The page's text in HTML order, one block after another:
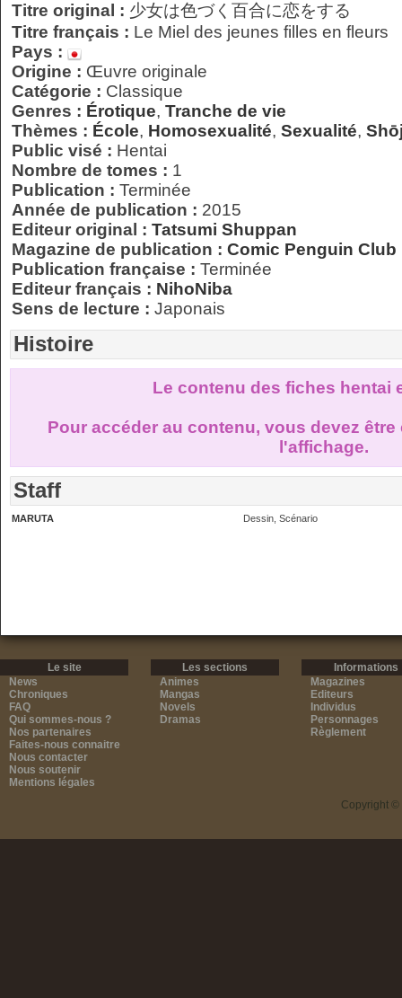
Titre original : 少女は色づく百合に恋をする
Titre français : Le Miel des jeunes filles en fleurs
Pays :
Origine : Œuvre originale
Catégorie : Classique
Genres : Érotique, Tranche de vie
Thèmes : École, Homosexualité, Sexualité,
Public visé : Hentai
Nombre de tomes : 1
Publication : Terminée
Année de publication : 2015
Editeur original : Tatsumi Shuppan
Magazine de publication : Comic Penguin Club
Publication française : Terminée
Editeur français : NihoNiba
Sens de lecture : Japonais
Histoire
Le contenu des fiches hentai
Pour accéder au contenu, vous devez
l'affichage.
Staff
MARUTA Dessin, Scénario
Le site
News
Chroniques
FAQ
Qui sommes-nous ?
Nos partenaires
Faites-nous connaitre
Nous contacter
Nous soutenir
Mentions légales
Les sections
Animes
Mangas
Novels
Dramas
Informations
Magazines
Editeurs
Individus
Personnages
Règlement
Copyright ©